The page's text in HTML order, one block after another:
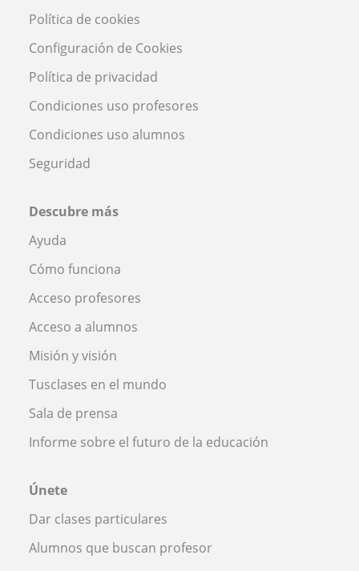
Política de cookies
Configuración de Cookies
Política de privacidad
Condiciones uso profesores
Condiciones uso alumnos
Seguridad
Descubre más
Ayuda
Cómo funciona
Acceso profesores
Acceso a alumnos
Misión y visión
Tusclases en el mundo
Sala de prensa
Informe sobre el futuro de la educación
Únete
Dar clases particulares
Alumnos que buscan profesor